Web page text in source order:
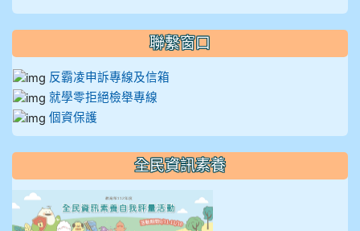
聯繫窗口
反霸凌申訴專線及信箱
就學零拒絕檢舉專線
個資保護
全民資訊素養